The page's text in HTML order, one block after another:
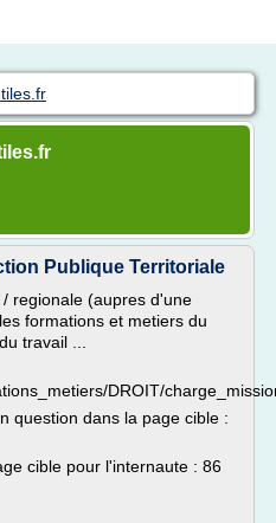
Publique Territoriale
regionale (aupres d'une
formations et metiers du
travail ...
DROIT/
question dans la page cible :
cible pour l'internaute : 86